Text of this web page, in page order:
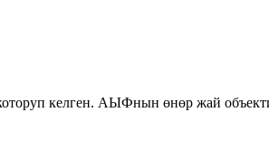
келген. АЫФнын өнөр жай